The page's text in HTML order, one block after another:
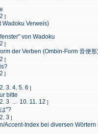
2 ]
Wadoku Verweis)
von Wadoku
2 ]
der Verben (Ombin-Form 音便形
2 ]
2 ]
2 3 4 5 6 ]
bitte
2 3 10 11 12 ]
"?
2 3 ]
Accent-Index bei diversen